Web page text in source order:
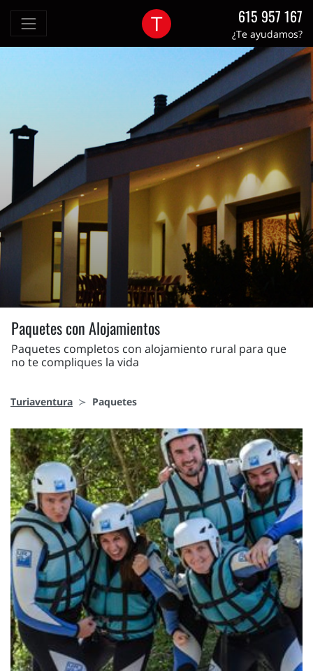
615 957 167
¿Te ayudamos?
Paquetes con Alojamientos
Paquetes completos con alojamiento rural para que
no te compliques la vida
Turiaventura Paquetes